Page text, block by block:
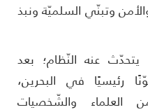
وتبنّي السلميّة ونبذ
عنه النّظام؛ بعد
في البحرين،
والشّخصيات